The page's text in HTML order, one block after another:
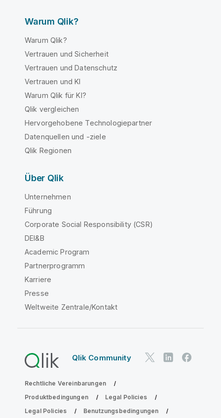
Warum Qlik?
Warum Qlik?
Vertrauen und Sicherheit
Vertrauen und Datenschutz
Vertrauen und KI
Warum Qlik für KI?
Qlik vergleichen
Hervorgehobene Technologiepartner
Datenquellen und -ziele
Qlik Regionen
Über Qlik
Unternehmen
Führung
Corporate Social Responsibility (CSR)
DEI&B
Academic Program
Partnerprogramm
Karriere
Presse
Weltweite Zentrale/Kontakt
Qlik Community
Rechtliche Vereinbarungen
Produktbedingungen
Legal Policies
Legal Policies
Benutzungsbedingungen